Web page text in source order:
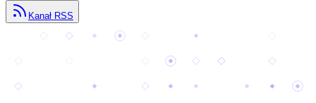
Kanał RSS